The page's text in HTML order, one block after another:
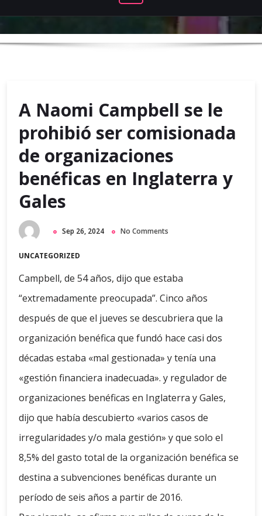
A Naomi Campbell se le
prohibió ser comisionada
de organizaciones
benéficas en Inglaterra y
Gales
Sep 26, 2024 No Comments
UNCATEGORIZED
Campbell, de 54 años, dijo que estaba
“extremadamente preocupada”. Cinco años
después de que el jueves se descubriera que la
organización benéfica que fundó hace casi dos
décadas estaba «mal gestionada» y tenía una
«gestión financiera inadecuada». y regulador de
organizaciones benéficas en Inglaterra y Gales,
dijo que había descubierto «varios casos de
irregularidades y/o mala gestión» y que solo el
8,5% del gasto total de la organización benéfica se
destina a subvenciones benéficas durante un
período de seis años a partir de 2016.